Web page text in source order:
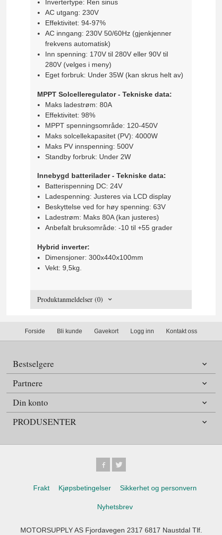
Invertertype: Ren sinus
AC utgang: 230V
Effektivitet: 94-97%
AC inngang: 230V 50/60Hz (gjenkjenner
frekvens automatisk)
Inn spenning: 170V til 280V eller 90V til
280V (velges i meny)
Eget forbruk: Under 35W (kan skrus helt av)
MPPT Solcelleregulator - Tekniske data:
Maks ladestrøm: 80A
Effektivitet: 98%
MPPT spenningsområde: 120-450V
Maks solcellekapasitet (PV): 4000W
Maks PV innspenning: 500V
Standby forbruk: Under 2W
Innebygd batterilader - Tekniske data:
Batterispenning DC: 24V
Ladespenning: Justeres via LCD display
Beskyttelse ved for høy spenning: 63V
Ladestrøm: Maks 80A (kan justeres)
Anbefalt bruksområde: -10 til +55 grader
Hybrid inverter:
Dimensjoner: 300x440x100mm
Vekt: 9,5kg.
Produktanmeldelser (0)
Forside Bli kunde Gavekort Logg inn Kontakt oss
Bestselgere
Partnere
Din konto
PRODUSENTER
Frakt Kjøpsbetingelser Sikkerhet og personvern
Nyhetsbrev
MOTORSUPPLY AS Fjordavegen 2317 6817 Naustdal Tlf.